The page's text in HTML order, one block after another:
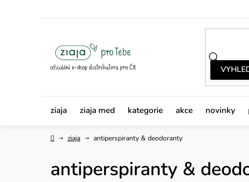
ziaja ziaja med kategorie akce novinky
Domůziaja antiperspiranty & deodoranty
antiperspiranty &